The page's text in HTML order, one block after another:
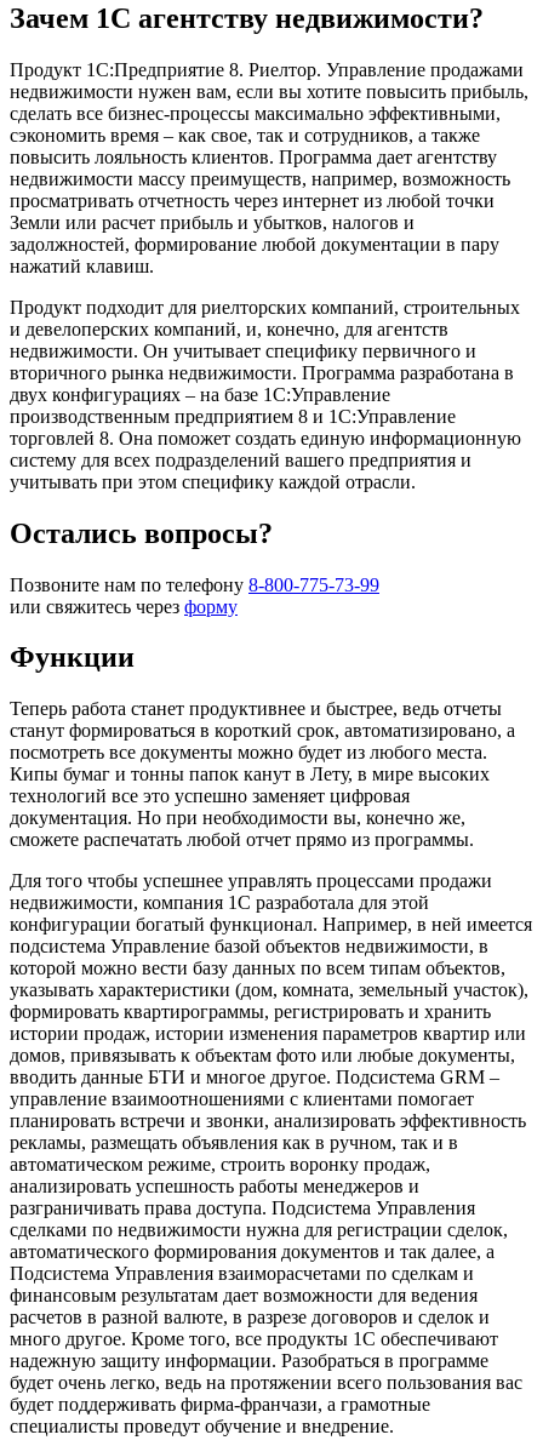
Зачем 1С агентству недвижимости?
Продукт 1С:Предприятие 8. Риелтор. Управление продажами
недвижимости нужен вам, если вы хотите повысить прибыль,
сделать все бизнес-процессы максимально эффективными,
сэкономить время – как свое, так и сотрудников, а также
повысить лояльность клиентов. Программа дает агентству
недвижимости массу преимуществ, например, возможность
просматривать отчетность через интернет из любой точки
Земли или расчет прибыль и убытков, налогов и
задолжностей, формирование любой документации в пару
нажатий клавиш.
Продукт подходит для риелторских компаний, строительных
и девелоперских компаний, и, конечно, для агентств
недвижимости. Он учитывает специфику первичного и
вторичного рынка недвижимости. Программа разработана в
двух конфигурациях – на базе 1С:Управление
производственным предприятием 8 и 1С:Управление
торговлей 8. Она поможет создать единую информационную
систему для всех подразделений вашего предприятия и
учитывать при этом специфику каждой отрасли.
Остались вопросы?
Позвоните нам по телефону 8-800-775-73-99
или свяжитесь через форму
Функции
Теперь работа станет продуктивнее и быстрее, ведь отчеты
станут формироваться в короткий срок, автоматизировано, а
посмотреть все документы можно будет из любого места.
Кипы бумаг и тонны папок канут в Лету, в мире высоких
технологий все это успешно заменяет цифровая
документация. Но при необходимости вы, конечно же,
сможете распечатать любой отчет прямо из программы.
Для того чтобы успешнее управлять процессами продажи
недвижимости, компания 1С разработала для этой
конфигурации богатый функционал. Например, в ней имеется
подсистема Управление базой объектов недвижимости, в
которой можно вести базу данных по всем типам объектов,
указывать характеристики (дом, комната, земельный участок),
формировать квартирограммы, регистрировать и хранить
истории продаж, истории изменения параметров квартир или
домов, привязывать к объектам фото или любые документы,
вводить данные БТИ и многое другое. Подсистема GRM –
управление взаимоотношениями с клиентами помогает
планировать встречи и звонки, анализировать эффективность
рекламы, размещать объявления как в ручном, так и в
автоматическом режиме, строить воронку продаж,
анализировать успешность работы менеджеров и
разграничивать права доступа. Подсистема Управления
сделками по недвижимости нужна для регистрации сделок,
автоматического формирования документов и так далее, а
Подсистема Управления взаиморасчетами по сделкам и
финансовым результатам дает возможности для ведения
расчетов в разной валюте, в разрезе договоров и сделок и
много другое. Кроме того, все продукты 1С обеспечивают
надежную защиту информации. Разобраться в программе
будет очень легко, ведь на протяжении всего пользования вас
будет поддерживать фирма-франчази, а грамотные
специалисты проведут обучение и внедрение.